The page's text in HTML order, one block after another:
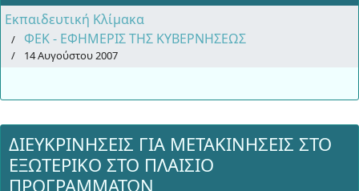
Εκπαιδευτική Κλίμακα
ΦΕΚ - ΕΦΗΜΕΡΙΣ ΤΗΣ ΚΥΒΕΡΝΗΣΕΩΣ
14 Αυγούστου 2007
ΔΙΕΥΚΡΙΝΗΣΕΙΣ ΓΙΑ ΜΕΤΑΚΙΝΗΣΕΙΣ ΣΤΟ
ΕΞΩΤΕΡΙΚΟ ΣΤΟ ΠΛΑΙΣΙΟ
ΠΡΟΓΡΑΜΜΑΤΩΝ